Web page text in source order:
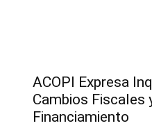
ACOPI Expresa
Cambios Fiscales
Financiamiento